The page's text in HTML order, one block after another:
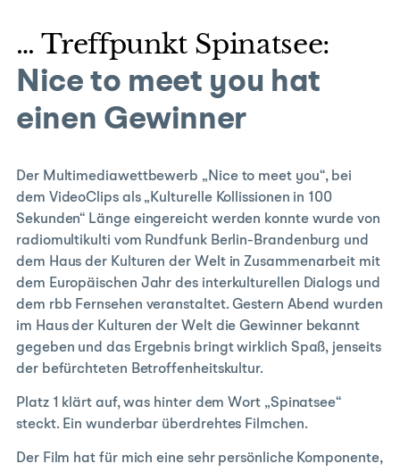
… Treffpunkt Spinatsee:
Nice to meet you hat
einen Gewinner
Der Multimediawettbewerb „Nice to meet you“, bei
dem VideoClips als „Kulturelle Kollissionen in 100
Sekunden“ Länge eingereicht werden konnte wurde von
radiomultikulti vom Rundfunk Berlin-Brandenburg und
dem Haus der Kulturen der Welt in Zusammenarbeit mit
dem Europäischen Jahr des interkulturellen Dialogs und
dem rbb Fernsehen veranstaltet. Gestern Abend wurden
im Haus der Kulturen der Welt die Gewinner bekannt
gegeben und das Ergebnis bringt wirklich Spaß, jenseits
der befürchteten Betroffenheitskultur.
Platz 1 klärt auf, was hinter dem Wort „Spinatsee“
steckt. Ein wunderbar überdrehtes Filmchen.
Der Film hat für mich eine sehr persönliche Komponente,